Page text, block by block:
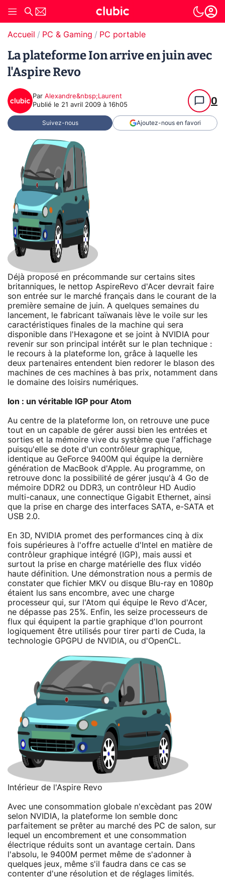
Accueil PC & Gaming PC portable
La plateforme Ion arrive en juin avec
l'Aspire Revo
Par Alexandre&nbsp;Laurent
Publié le 21 avril 2009 à 16h05 0
Suivez-nous Ajoutez-nous en favori
Déjà proposé en précommande sur certains sites
britanniques, le nettop AspireRevo d'Acer devrait faire
son entrée sur le marché français dans le courant de la
première semaine de juin. A quelques semaines du
lancement, le fabricant taïwanais lève le voile sur les
caractéristiques finales de la machine qui sera
disponible dans l'Hexagone et se joint à NVIDIA pour
revenir sur son principal intérêt sur le plan technique :
le recours à la plateforme Ion, grâce à laquelle les
deux partenaires entendent bien redorer le blason des
machines de ces machines à bas prix, notamment dans
le domaine des loisirs numériques.
Ion : un véritable IGP pour Atom
Au centre de la plateforme Ion, on retrouve une puce
tout en un capable de gérer aussi bien les entrées et
sorties et la mémoire vive du système que l'affichage
puisqu'elle se dote d'un contrôleur graphique,
identique au GeForce 9400M qui équipe la dernière
génération de MacBook d'Apple. Au programme, on
retrouve donc la possibilité de gérer jusqu'à 4 Go de
mémoire DDR2 ou DDR3, un contrôleur HD Audio
multi-canaux, une connectique Gigabit Ethernet, ainsi
que la prise en charge des interfaces SATA, e-SATA et
USB 2.0.
En 3D, NVIDIA promet des performances cinq à dix
fois supérieures à l'offre actuelle d'Intel en matière de
contrôleur graphique intégré (IGP), mais aussi et
surtout la prise en charge matérielle des flux vidéo
haute définition. Une démonstration nous a permis de
constater que fichier MKV ou disque Blu-ray en 1080p
étaient lus sans encombre, avec une charge
processeur qui, sur l'Atom qui équipe le Revo d'Acer,
ne dépasse pas 25%. Enfin, les seize processeurs de
flux qui équipent la partie graphique d'Ion pourront
logiquement être utilisés pour tirer parti de Cuda, la
technologie GPGPU de NVIDIA, ou d'OpenCL.
Intérieur de l'Aspire Revo
Avec une consommation globale n'excèdant pas 20W
selon NVIDIA, la plateforme Ion semble donc
parfaitement se prêter au marché des PC de salon, sur
lequel un encombrement et une consommation
électrique réduits sont un avantage certain. Dans
l'absolu, le 9400M permet même de s'adonner à
quelques jeux, même s'il faudra dans ce cas se
contenter d'une résolution et de réglages limités.